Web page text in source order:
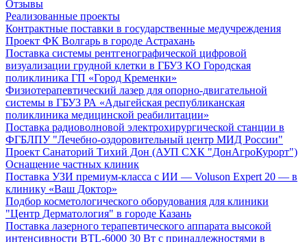
Отзывы
Реализованные проекты
Контрактные поставки в государственные медучреждения
Проект ФК Волгарь в городе Астрахань
Поставка системы рентгенографической цифровой
визуализации грудной клетки в ГБУЗ КО Городская
поликлиника ГП «Город Кременки»
Физиотерапевтический лазер для опорно-двигательной
системы в ГБУЗ РА «Адыгейская республиканская
поликлиника медицинской реабилитации»
Поставка радиоволновой электрохирургической станции в
ФГБЛПУ "Лечебно-оздоровительный центр МИД России"
Проект Санаторий Тихий Дон (АУП СХК "ДонАгроКурорт")
Оснащение частных клиник
Поставка УЗИ премиум-класса с ИИ — Voluson Expert 20 — в
клинику «Ваш Доктор»
Подбор косметологического оборудования для клиники
"Центр Дерматология" в городе Казань
Поставка лазерного терапевтического аппарата высокой
интенсивности BTL-6000 30 Вт с принадлежностями в